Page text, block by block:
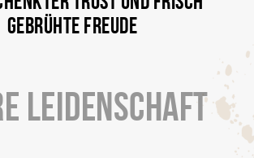
GEBRÜHTE FREUDE
LEIDENSCHAFT